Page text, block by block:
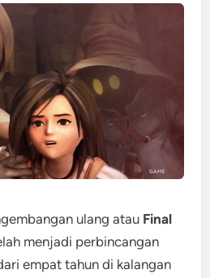
ulang atau Final
menjadi perbincangan
empat tahun di kalangan